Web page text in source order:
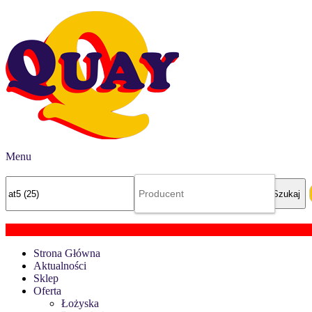
Menu
Strona Główna
Aktualności
Sklep
Oferta
Łożyska